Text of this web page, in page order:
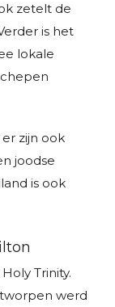
zetelt de
is het
lokale
zijn ook
joodse
is ook
Trinity.
werd